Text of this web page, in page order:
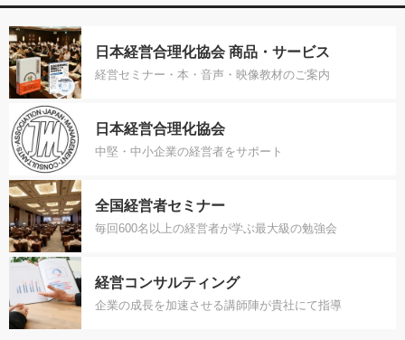
日本経営合理化協会 商品・サービス
経営セミナー・本・音声・映像教材のご案内
日本経営合理化協会
中堅・中小企業の経営者をサポート
全国経営者セミナー
毎回600名以上の経営者が学ぶ最大級の勉強会
経営コンサルティング
企業の成長を加速させる講師陣が貴社にて指導